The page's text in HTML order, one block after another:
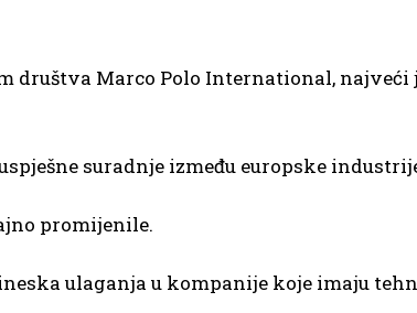
društva Marco Polo International,
suradnje između europske
promijenile.
ulaganja u kompanije koje imaju